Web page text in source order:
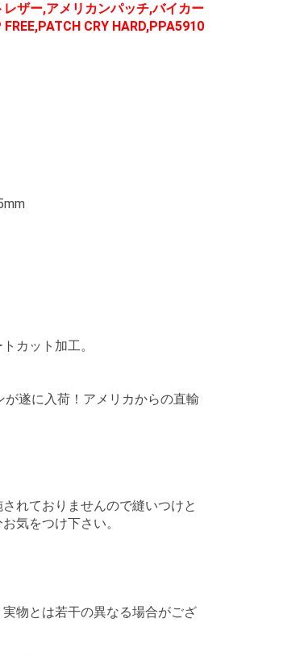
ザー,アメリカンパッチ,バイカー
CRY HARD,PPA5910
カット加工。
遂に入荷！アメリカからの直輸
れておりませんので縫いつけと
気をつけ下さい。
物とは若干の異なる場合がござ